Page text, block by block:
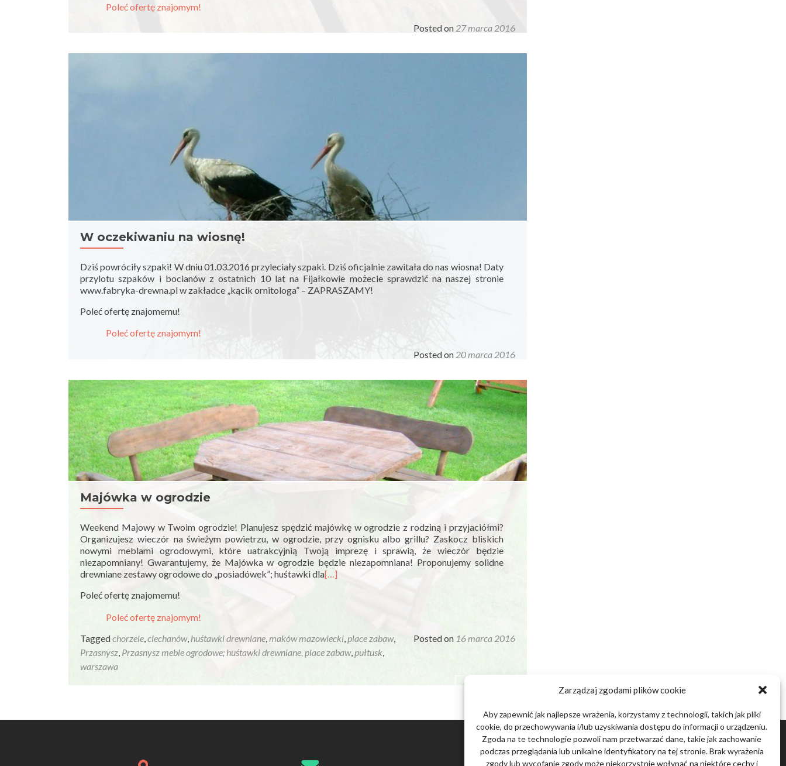
Zarządzaj zgodami plików cookie
Aby zapewnić jak najlepsze wrażenia, korzystamy z technologii, takich jak pliki
cookie, do przechowywania i/lub uzyskiwania dostępu do informacji o urządzeniu.
Zgoda na te technologie pozwoli nam przetwarzać dane, takie jak zachowanie
podczas przeglądania lub unikalne identyfikatory na tej stronie. Brak wyrażenia
zgody lub wycofanie zgody może niekorzystnie wpłynąć na niektóre cechy i
Poleć ofertę znajomym!
Posted on 27 marca 2016
W oczekiwaniu na wiosnę!
Dziś powróciły szpaki! W dniu 01.03.2016 przyleciały szpaki. Dziś oficjalnie zawitała do nas wiosna! Daty
przylotu szpaków i bocianów z ostatnich 10 lat na Fijałkowie możecie sprawdzić na naszej stronie
www.fabryka-drewna.pl w zakładce „kącik ornitologa” – ZAPRASZAMY!
Poleć ofertę znajomemu!
Poleć ofertę znajomym!
Posted on 20 marca 2016
Majówka w ogrodzie
Weekend Majowy w Twoim ogrodzie! Planujesz spędzić majówkę w ogrodzie z rodziną i przyjaciółmi?
Organizujesz wieczór na świeżym powietrzu, w ogrodzie, przy ognisku albo grillu? Zaskocz bliskich
nowymi meblami ogrodowymi, które uatrakcyjnią Twoją imprezę i sprawią, że wieczór będzie
niezapomniany! Gwarantujemy, że Majówka w ogrodzie będzie niezapomniana! Proponujemy solidne
drewniane zestawy ogrodowe do „posiadówek”; huśtawki dla[…]
Poleć ofertę znajomemu!
Poleć ofertę znajomym!
Posted on 16 marca 2016
Taggedchorzele,ciechanów, huśtawki drewniane,maków mazowiecki,place zabaw,
Przasnysz, Przasnysz meble ogrodowe; huśtawki drewniane, place zabaw,pułtusk,
warszawa
Posts